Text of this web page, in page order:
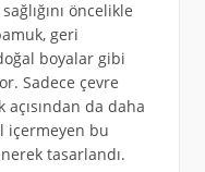
öncelikle
geri
boyalar gibi
Sadece çevre
açısından da daha
içermeyen bu
tasarlandı.